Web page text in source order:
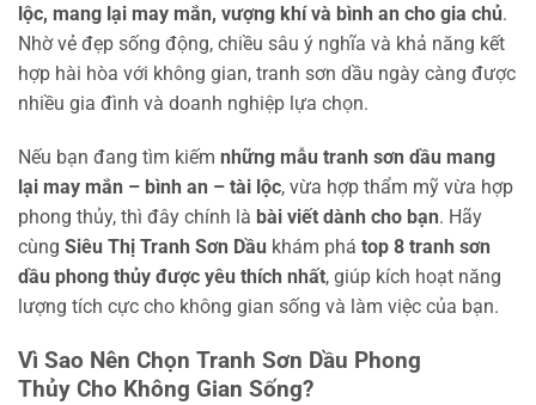
lộc, mang lại may mắn, vượng khí và bình an cho gia chủ.
Nhờ vẻ đẹp sống động, chiều sâu ý nghĩa và khả năng kết
hợp hài hòa với không gian, tranh sơn dầu ngày càng được
nhiều gia đình và doanh nghiệp lựa chọn.
Nếu bạn đang tìm kiếm những mẫu tranh sơn dầu mang
lại may mắn – bình an – tài lộc, vừa hợp thẩm mỹ vừa hợp
phong thủy, thì đây chính là bài viết dành cho bạn. Hãy
cùng Siêu Thị Tranh Sơn Dầu khám phá top 8 tranh sơn
dầu phong thủy được yêu thích nhất, giúp kích hoạt năng
lượng tích cực cho không gian sống và làm việc của bạn.
Vì Sao Nên Chọn Tranh Sơn Dầu Phong
Thủy Cho Không Gian Sống?